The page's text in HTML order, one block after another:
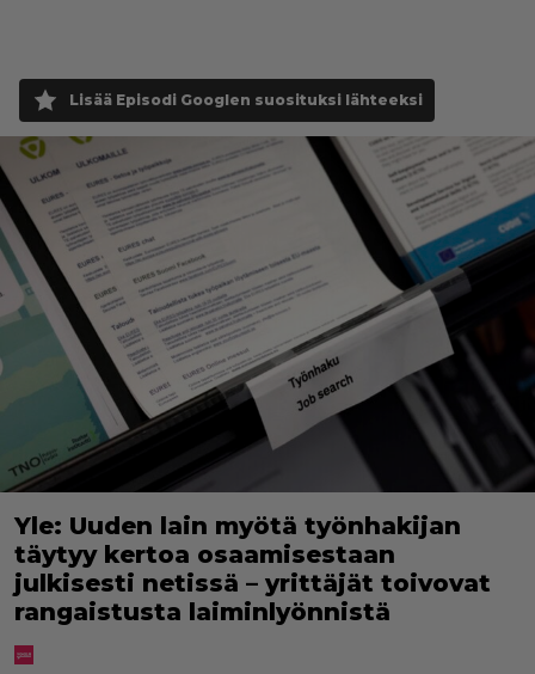
Lisää Episodi Googlen suosituksi lähteeksi
Yle: Uuden lain myötä työnhakijan
täytyy kertoa osaamisestaan
julkisesti netissä – yrittäjät toivovat
rangaistusta laiminlyönnistä